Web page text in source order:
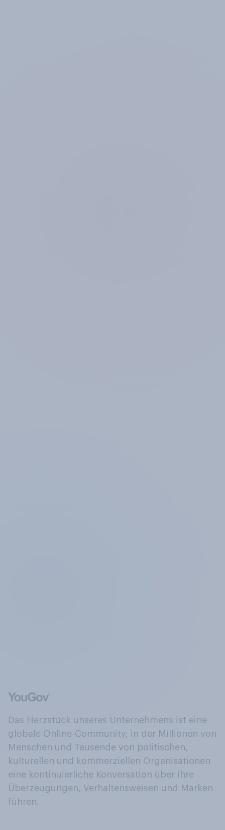
Das Herzstück unseres Unternehmens ist eine
globale Online-Community, in der Millionen von
Menschen und Tausende von politischen,
kulturellen und kommerziellen Organisationen
eine kontinuierliche Konversation über ihre
Überzeugungen, Verhaltensweisen und Marken
führen.